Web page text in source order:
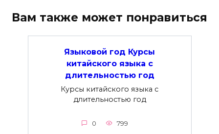
Вам также может понравиться
Языковой год Курсы
китайского языка с
длительностью год
Курсы китайского языка с
длительностью год
0 799